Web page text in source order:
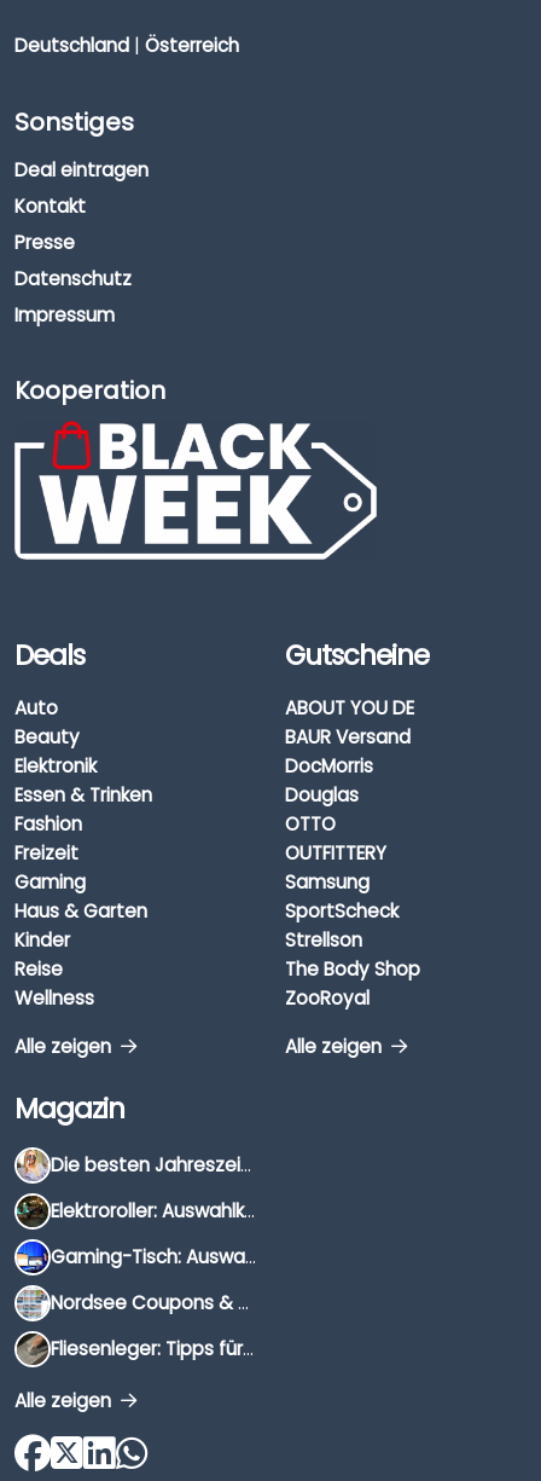
Deutschland | Österreich
Sonstiges
Deal eintragen
Kontakt
Presse
Datenschutz
Impressum
Kooperation
Deals
Auto
Beauty
Elektronik
Essen & Trinken
Fashion
Freizeit
Gaming
Haus & Garten
Kinder
Reise
Wellness
Alle zeigen
Gutscheine
ABOUT YOU DE
BAUR Versand
DocMorris
Douglas
OTTO
OUTFITTERY
Samsung
SportScheck
Strellson
The Body Shop
ZooRoyal
Alle zeigen
Magazin
Die besten Jahreszeiten für Schnäppchenjäger
Elektroroller: Auswahlkriterien, Unterschiede & Tipps
Gaming-Tisch: Auswahlkriterien, Unterschiede & Tipps
Nordsee Coupons & Gutscheine 2026
Fliesenleger: Tipps für die Auswahl
Alle zeigen